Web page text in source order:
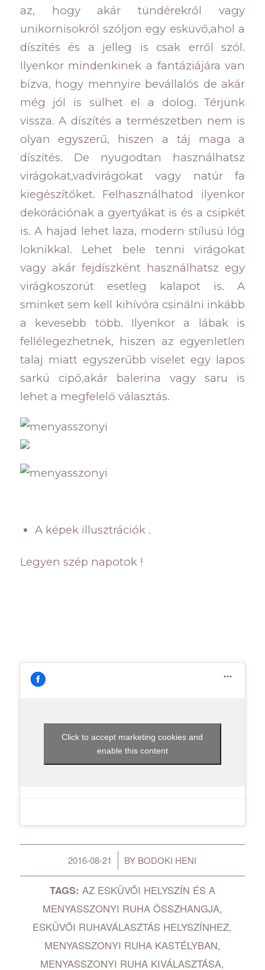
az, hogy akár tündérekről vagy
unikornisokról szóljon egy esküvő,ahol a
díszítés és a jelleg is csak erről szól.
Ilyenkor mindenkinek a fantáziájára van
bízva, hogy mennyire bevállalós de akár
még jól is sülhet el a dolog. Térjünk
vissza. A díszítés a természetben nem is
olyan egyszerű, hiszen a táj maga a
díszítés. De nyugodtan használhatsz
virágokat,vadvirágokat vagy natúr fa
kiegészítőket. Felhasználhatod ilyenkor
dekorációnak a gyertyákat is és a csipkét
is. A hajad lehet laza, modern stílusú lóg
loknikkal. Lehet bele tenni virágokat
vagy akár fejdíszként használhatsz egy
virágkoszorút esetleg kalapot is. A
sminket sem kell kihívóra csinálni inkább
a kevesebb több. Ilyenkor a lábak is
fellélegezhetnek, hiszen az egyenletlen
talaj miatt egyszerűbb viselet egy lapos
sarkú cipő,akár balerina vagy saru is
lehet a megfelelő választás.
A képek illusztrációk .
Legyen szép napotok !
Click to accept marketing cookies and
enable this content
2016-08-21
/ BY BODOKI HENI
TAGS: AZ ESKÜVŐI HELYSZÍN ÉS A
MENYASSZONYI RUHA ÖSSZHANGJA,
ESKÜVŐI RUHAVÁLASZTÁS HELYSZÍNHEZ,
MENYASSZONYI RUHA KASTÉLYBAN,
MENYASSZONYI RUHA KIVÁLASZTÁSA,